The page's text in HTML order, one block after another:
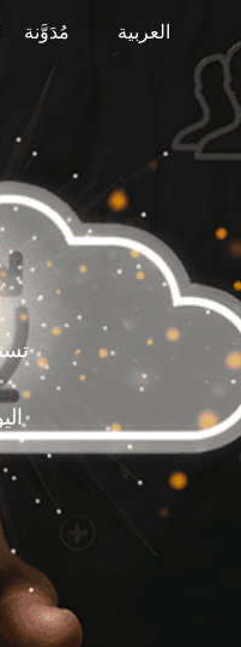
مُدَوَّنة العربية